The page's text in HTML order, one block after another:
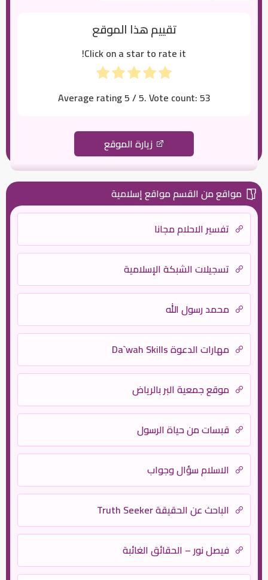
تقييم هذا الموقع
Click on a star to rate it!
Average rating5/ 5. Vote count:53
زيارة الموقع
مواقع من القسم مواقع إسلامية
تفسير الاحلام مجانا
تسجيلات الشبكة الإسلامية
محمد رسول الله
مهارات الدعوة Da`wah Skills
موقع جمعية البر بالرياض
قبسات من حياة الرسول
الاسلام سؤال وجواب
الباحث عن الحقيقة Truth Seeker
فيصل نور – الحقائق الغائبة